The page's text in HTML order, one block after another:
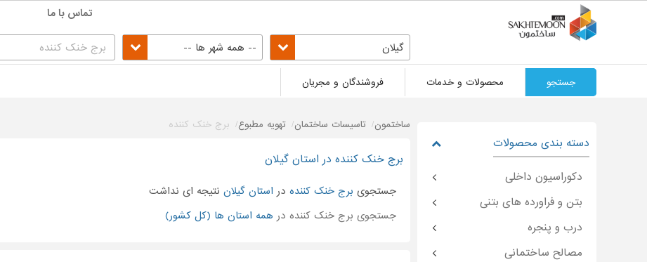
تماس با ما
گیلان -- همه شهر ها --
جستجو محصولات و خدمات فروشندگان و مجریان
ساختمون تاسیسات ساختمان تهویه مطبوع برج خنک کننده
برج خنک کننده در استان گیلان
جستجوی برج خنک کننده در استان گیلان نتیجه ای نداشت
جستجوی برج خنک کننده در همه استان ها (کل کشور)
دسته بندی محصولات
دکوراسیون داخلی
بتن و فراورده های بتنی
درب و پنجره
مصالح ساختمانی